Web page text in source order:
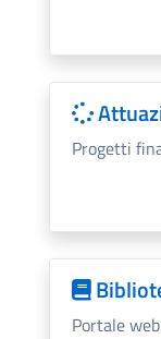
Progetti
Portale